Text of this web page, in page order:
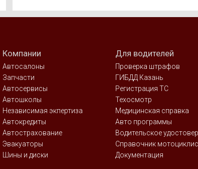
Компании
Автосалоны
Запчасти
Автосервисы
Автошколы
Независимая экпертиза
Автокредиты
Автострахование
Эвакуаторы
Шины и диски
Для водителей
Проверка штрафов
ГИБДД Казань
Регистрация ТС
Техосмотр
Медицинская справка
Авто программы
Водительское
Справочник
Документация